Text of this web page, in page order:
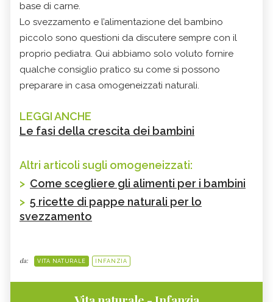
base di carne.
Lo svezzamento e l’alimentazione del bambino
piccolo sono questioni da discutere sempre con il
proprio pediatra. Qui abbiamo solo voluto fornire
qualche consiglio pratico su come si possono
preparare in casa omogeneizzati naturali.
LEGGI ANCHE
Le fasi della crescita dei bambini
Altri articoli sugli omogeneizzati:
> Come scegliere gli alimenti per i bambini
> 5 ricette di pappe naturali per lo
svezzamento
da: VITA NATURALE INFANZIA